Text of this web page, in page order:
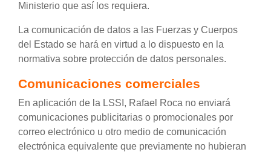
Ministerio que así los requiera.
La comunicación de datos a las Fuerzas y Cuerpos
del Estado se hará en virtud a lo dispuesto en la
normativa sobre protección de datos personales.
Comunicaciones comerciales
En aplicación de la LSSI, Rafael Roca no enviará
comunicaciones publicitarias o promocionales por
correo electrónico u otro medio de comunicación
electrónica equivalente que previamente no hubieran